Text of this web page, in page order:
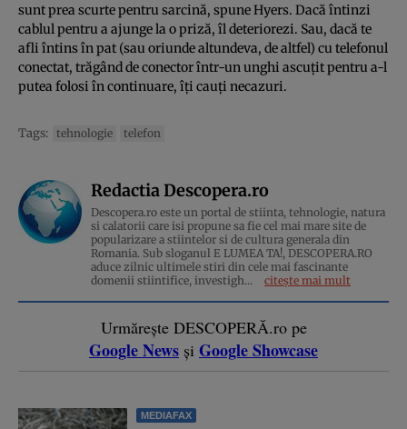
sunt prea scurte pentru sarcină, spune Hyers. Dacă întinzi
cablul pentru a ajunge la o priză, îl deteriorezi. Sau, dacă te
afli întins în pat (sau oriunde altundeva, de altfel) cu telefonul
conectat, trăgând de conector într-un unghi ascuțit pentru a-l
putea folosi în continuare, îți cauți necazuri.
Tags: tehnologie telefon
Redactia Descopera.ro
Descopera.ro este un portal de stiinta, tehnologie, natura
si calatorii care isi propune sa fie cel mai mare site de
popularizare a stiintelor si de cultura generala din
Romania. Sub sloganul E LUMEA TA!, DESCOPERA.RO
aduce zilnic ultimele stiri din cele mai fascinante
domenii stiintifice, investigh...
citește mai mult
Urmărește DESCOPERĂ.ro pe
Google News și Google Showcase
MEDIAFAX